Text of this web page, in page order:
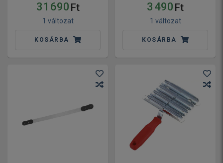
31 690 Ft
1 változat
KOSÁRBA
3 490 Ft
1 változat
KOSÁRBA